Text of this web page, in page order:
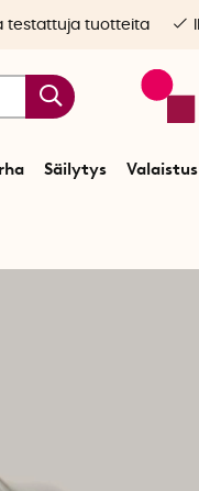
Säilytys Valaistus
testattuja tuotteita